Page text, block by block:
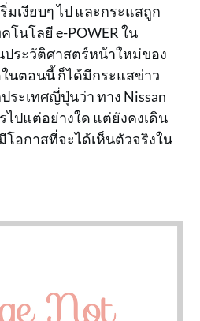
มเงียบๆ ไป และกระแสถูก
นโลยี e-POWER ใน
ประวัติศาสตร์หน้าใหม่ของ
นตอนนี้ ก็ได้มีกระแสข่าว
ะเทศญี่ปุ่นว่า ทาง Nissan
ปแต่อย่างใด แต่ยังคงเดิน
อกาสที่จะได้เห็นตัวจริงใน